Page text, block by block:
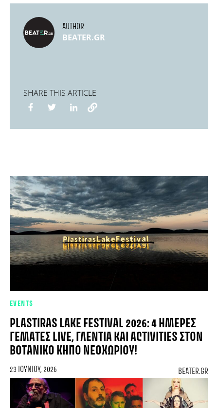
AUTHOR
BEATER.GR
SHARE THIS ARTICLE
EVENTS
PLASTIRAS LAKE FESTIVAL 2026: 4 ΗΜΈΡΕΣ
ΓΕΜΆΤΕΣ LIVE, ΓΛΈΝΤΙΑ ΚΑΙ ACTIVITIES ΣΤΟΝ
ΒΟΤΑΝΙΚΌ ΚΉΠΟ ΝΕΟΧΩΡΊΟΥ!
23 ΙΟΥΝΊΟΥ, 2026 BEATER.GR